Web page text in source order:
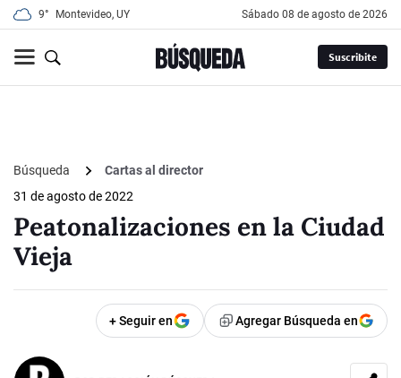
9° Montevideo, UY sábado 08 de agosto de 2026
Suscribite
Búsqueda
Cartas al director
31 de agosto de 2022
Peatonalizaciones en la Ciudad
Vieja
+ Seguir en Agregar Búsqueda en